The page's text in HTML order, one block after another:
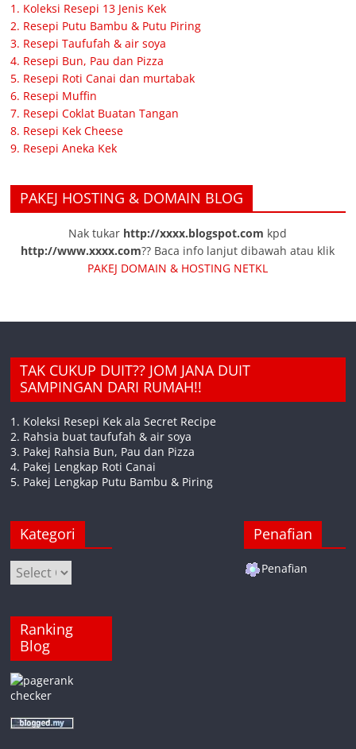
1. Koleksi Resepi 13 Jenis Kek
2. Resepi Putu Bambu & Putu Piring
3. Resepi Taufufah & air soya
4. Resepi Bun, Pau dan Pizza
5. Resepi Roti Canai dan murtabak
6. Resepi Muffin
7. Resepi Coklat Buatan Tangan
8. Resepi Kek Cheese
9. Resepi Aneka Kek
PAKEJ HOSTING & DOMAIN BLOG
Nak tukar http://xxxx.blogspot.com kpd
http://www.xxxx.com?? Baca info lanjut dibawah atau klik
PAKEJ DOMAIN & HOSTING NETKL
TAK CUKUP DUIT?? JOM JANA DUIT
SAMPINGAN DARI RUMAH!!
1. Koleksi Resepi Kek ala Secret Recipe
2. Rahsia buat taufufah & air soya
3. Pakej Rahsia Bun, Pau dan Pizza
4. Pakej Lengkap Roti Canai
5. Pakej Lengkap Putu Bambu & Piring
Kategori
Kategori
Ranking
Blog
Penafian
Penafian